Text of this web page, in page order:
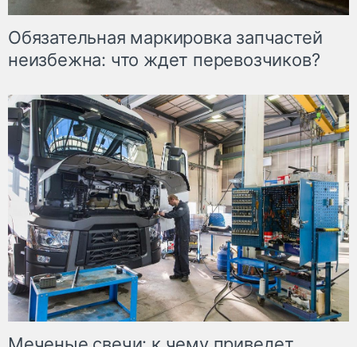
Обязательная маркировка запчастей
неизбежна: что ждет перевозчиков?